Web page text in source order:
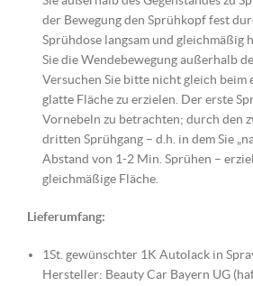
der Bewegung den Sprühkopf fest
Sprühdose langsam und gleichmäßig
Sie die Wendebewegung außerhalb
Versuchen Sie bitte nicht gleich beim
glatte Fläche zu erzielen. Der erste
Vornebeln zu betrachten; durch den
dritten Sprühgang – d.h. in dem Sie
Abstand von 1-2 Min. Sprühen –
gleichmäßige Fläche.
Lieferumfang:
1St. gewünschter 1K Autolack in
Hersteller: Beauty Car Bayern UG